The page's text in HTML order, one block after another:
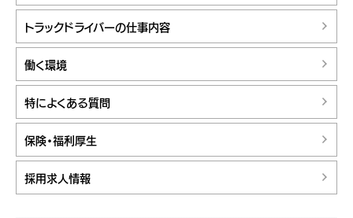
トラックドライバーの仕事内容
働く環境
特によくある質問
保険・福利厚生
採用求人情報